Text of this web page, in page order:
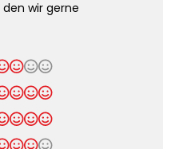
wir gerne